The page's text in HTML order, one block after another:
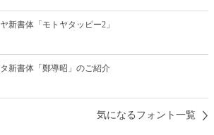
新書体「モトヤタッピー2」
新書体「鄭導昭」のご紹介
気になるフォント一覧